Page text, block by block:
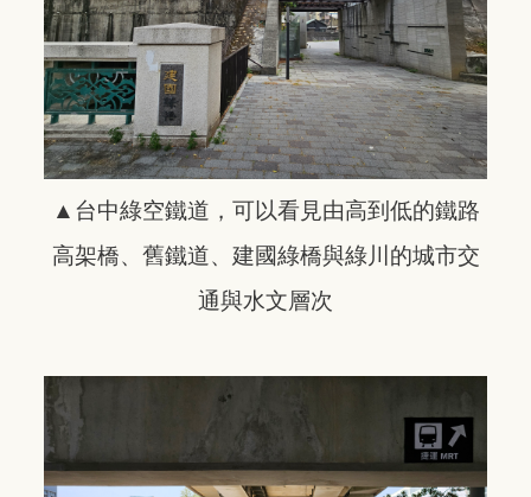
▲台中綠空鐵道，可以看見由高到低的鐵路
高架橋、舊鐵道、建國綠橋與綠川的城市交
通與水文層次